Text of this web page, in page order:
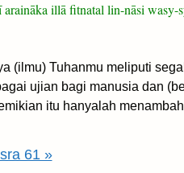
illā fitnatal lin-nāsi
(ilmu) Tuhanmu meliputi
ujian bagi manusia dan
itu hanyalah
61 »